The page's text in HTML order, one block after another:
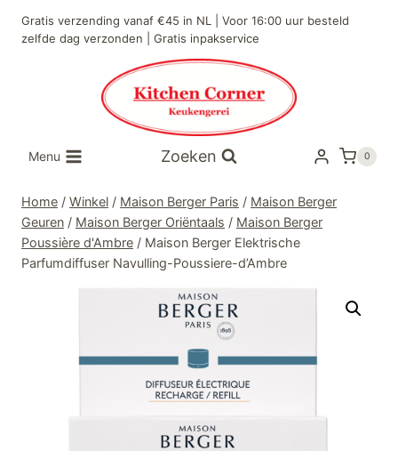
naar
Gratis verzending vanaf €45 in NL | Voor 16:00 uur besteld
zelfde dag verzonden | Gratis inpakservice
Menu Zoeken 0
Home / Winkel / Maison Berger Paris / Maison Berger
Geuren / Maison Berger Oriëntaals / Maison Berger
Poussière d'Ambre / Maison Berger Elektrische
Parfumdiffuser Navulling-Poussiere-d’Ambre